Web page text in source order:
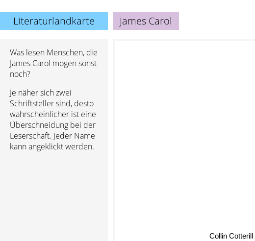
Literaturlandkarte James Carol
Was lesen Menschen, die
James Carol mögen sonst
noch?
Je näher sich zwei
Schriftsteller sind, desto
wahrscheinlicher ist eine
Überschneidung bei der
Leserschaft. Jeder Name
kann angeklickt werden.
Collin Cotterill